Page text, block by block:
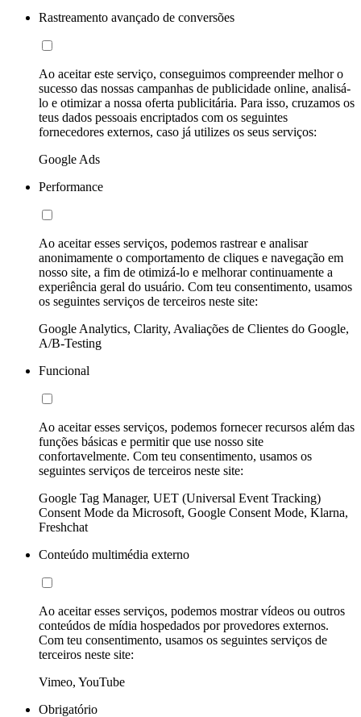
Rastreamento avançado de conversões
Ao aceitar este serviço, conseguimos compreender melhor o
sucesso das nossas campanhas de publicidade online, analisá-
lo e otimizar a nossa oferta publicitária. Para isso, cruzamos os
teus dados pessoais encriptados com os seguintes
fornecedores externos, caso já utilizes os seus serviços:
Google Ads
Performance
Ao aceitar esses serviços, podemos rastrear e analisar
anonimamente o comportamento de cliques e navegação em
nosso site, a fim de otimizá-lo e melhorar continuamente a
experiência geral do usuário. Com teu consentimento, usamos
os seguintes serviços de terceiros neste site:
Google Analytics, Clarity, Avaliações de Clientes do Google,
A/B-Testing
Funcional
Ao aceitar esses serviços, podemos fornecer recursos além das
funções básicas e permitir que use nosso site
confortavelmente. Com teu consentimento, usamos os
seguintes serviços de terceiros neste site:
Google Tag Manager, UET (Universal Event Tracking)
Consent Mode da Microsoft, Google Consent Mode, Klarna,
Freshchat
Conteúdo multimédia externo
Ao aceitar esses serviços, podemos mostrar vídeos ou outros
conteúdos de mídia hospedados por provedores externos.
Com teu consentimento, usamos os seguintes serviços de
terceiros neste site:
Vimeo, YouTube
Obrigatório